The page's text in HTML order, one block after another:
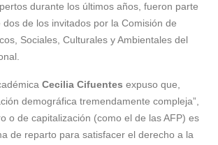
durante los últimos años, fueron parte
de los invitados por la Comisión de
Sociales, Culturales y Ambientales del
Cecilia Cifuentes expuso que,
demográfica tremendamente compleja”,
o de capitalización (como el de las AFP) es
de reparto para satisfacer el derecho a la